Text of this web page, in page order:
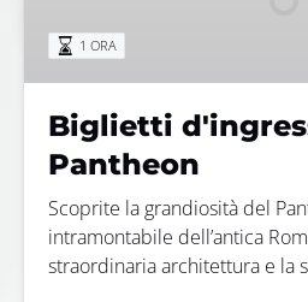
1 ORA
Biglietti
Pantheon
Scoprite la grandiosità del
intramontabile dell’antica
straordinaria architettura e la